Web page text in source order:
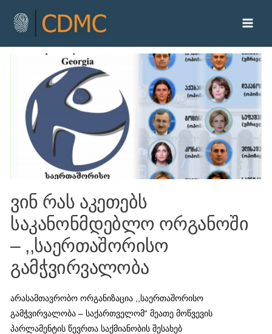
ვინ რას აკეთებს
საკანონმდებლო ორგანოში
– ,,საერთაშორისო
გამჭვირვალობა
არასამთავრობო ორგანიზაცია ,,საერთაშორისო
გამჭვირვალობა – საქართველომ“ მეათე მოწვევის
პარლამენტის წევრთა საქმიანობის შესახებ